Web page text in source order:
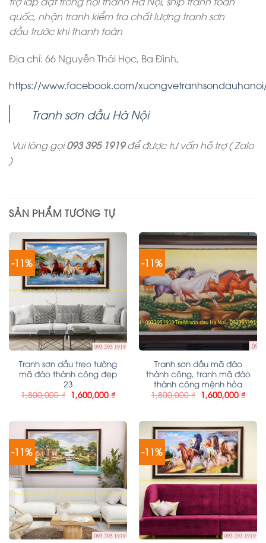
quốc, nhận tranh kiểm tra chất lượng tranh sơn
dầu trước khi thanh toán
Địa chỉ: 66 Nguyễn Thái Học, Ba Đình,
https://www.facebook.com/
Tranh sơn dầu Hà Nội
Vui lòng gọi093 395 1919để được tư vấn hỗ trợ ( Zalo
)
SẢN PHẨM TƯƠNG TỰ
-11%
Tranh sơn dầu treo tường
mã đáo thành công đẹp
23
1,800,000₫ 1,600,000 ₫
-11%
Tranh sơn dầu mã đáo
thành công, tranh mã đáo
thành công mệnh hỏa
1,800,000₫ 1,600,000 ₫
-11% -11%